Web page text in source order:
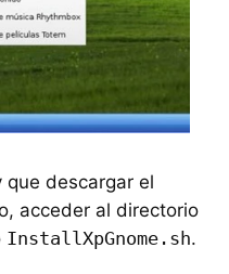
que descargar el
acceder al directorio
InstallXpGnome.sh.